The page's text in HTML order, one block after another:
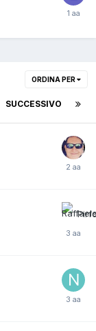
ORDINA PER
SUCCESSIVO